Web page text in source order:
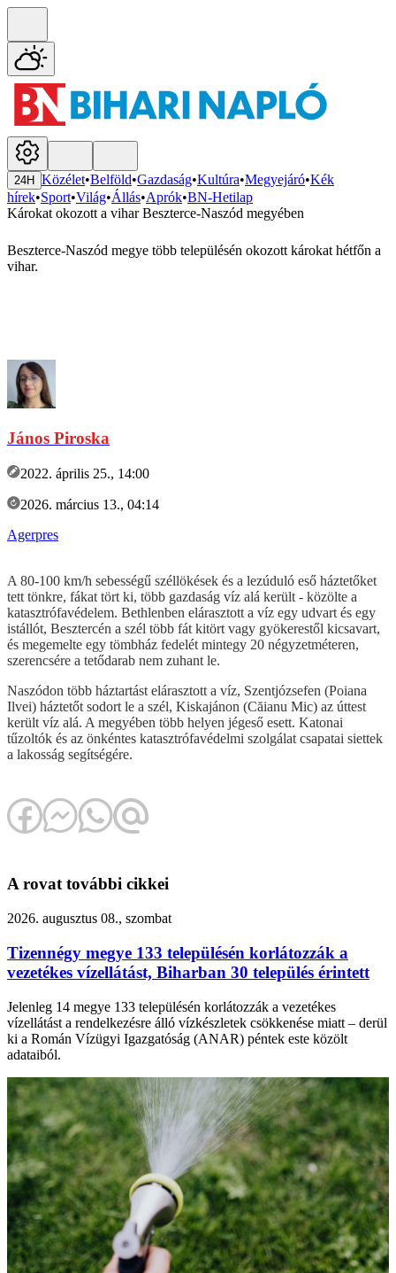
24H Közélet•Belföld•Gazdaság•Kultúra•Megyejáró•Kék
hírek•Sport•Világ•Állás•Aprók•BN-Hetilap
Károkat okozott a vihar Beszterce-Naszód megyében
Beszterce-Naszód megye több településén okozott károkat hétfőn a
vihar.
János Piroska
2022. április 25., 14:00
2026. március 13., 04:14
Agerpres
A 80-100 km/h sebességű széllökések és a lezúduló eső háztetőket
tett tönkre, fákat tört ki, több gazdaság víz alá került - közölte a
katasztrófavédelem. Bethlenben elárasztott a víz egy udvart és egy
istállót, Besztercén a szél több fát kitört vagy gyökerestől kicsavart,
és megemelte egy tömbház fedelét mintegy 20 négyzetméteren,
szerencsére a tetődarab nem zuhant le.
Naszódon több háztartást elárasztott a víz, Szentjózsefen (Poiana
Ilvei) háztetőt sodort le a szél, Kiskajánon (Căianu Mic) az úttest
került víz alá. A megyében több helyen jégeső esett. Katonai
tűzoltók és az önkéntes katasztrófavédelmi szolgálat csapatai siettek
a lakosság segítségére.
A rovat további cikkei
2026. augusztus 08., szombat
Tizennégy megye 133 településén korlátozzák a
vezetékes vízellátást, Biharban 30 település érintett
Jelenleg 14 megye 133 településén korlátozzák a vezetékes
vízellátást a rendelkezésre álló vízkészletek csökkenése miatt – derül
ki a Román Vízügyi Igazgatóság (ANAR) péntek este közölt
adataiból.